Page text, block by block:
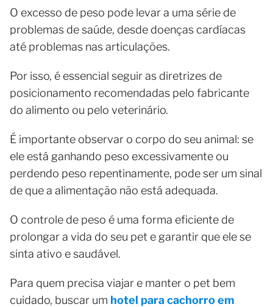
O excesso de peso pode levar a uma série de
problemas de saúde, desde doenças cardíacas
até problemas nas articulações.
Por isso, é essencial seguir as diretrizes de
posicionamento recomendadas pelo fabricante
do alimento ou pelo veterinário.
É importante observar o corpo do seu animal: se
ele está ganhando peso excessivamente ou
perdendo peso repentinamente, pode ser um sinal
de que a alimentação não está adequada.
O controle de peso é uma forma eficiente de
prolongar a vida do seu pet e garantir que ele se
sinta ativo e saudável.
Para quem precisa viajar e manter o pet bem
cuidado, buscar um hotel para cachorro em